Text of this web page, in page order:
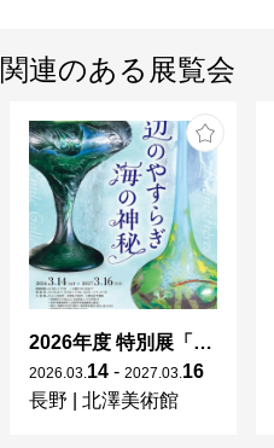
関連のある展覧会
2026年度 特別展「ガレとドーム、アール･ヌーヴォーのガラス 水辺のやすらぎ、海の神秘」
2026 03 14 - 2027 03 16
長野
北澤美術館